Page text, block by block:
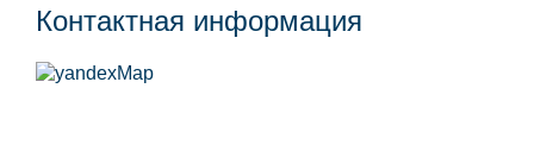
Контактная информация